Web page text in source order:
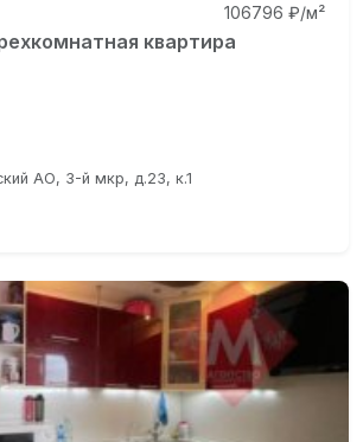
106796 ₽/м²
квартира
АО, 3-й мкр, д.23, к.1